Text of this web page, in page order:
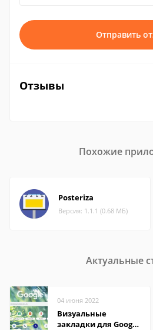
Отправить
Отзывы
Похожие
Posteriza
Версия: 1.1.1 (0.68 МБ)
Актуальные
04 июня 2022
Визуальные
закладки для Google